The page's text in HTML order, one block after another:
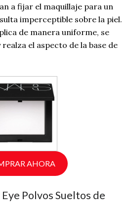
a fijar el maquillaje para un
imperceptible sobre la piel.
de manera uniforme, se
el aspecto de la base de
AHORA
Polvos Sueltos de